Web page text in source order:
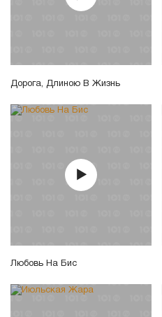
Дорога, Длиною В Жизнь
Любовь На Бис